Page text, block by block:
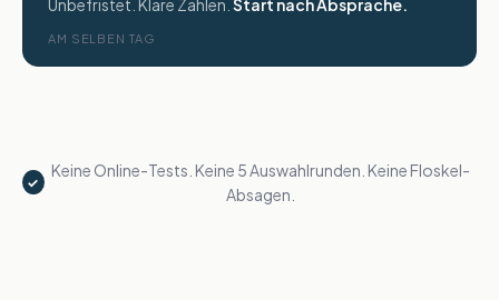
Unbefristet. Klare Zahlen. Start nach Absprache.
AM SELBEN TAG
✓
Keine Online-Tests. Keine 5 Auswahlrunden. Keine Floskel-
Absagen.